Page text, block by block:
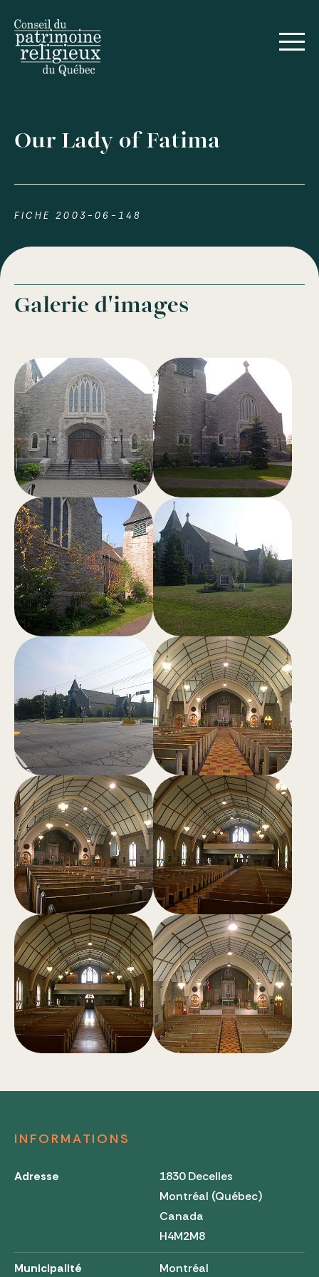
Our Lady of Fatima
FICHE 2003-06-148
Galerie d'images
INFORMATIONS
Adresse
1830 Decelles
Montréal (Québec)
Canada
H4M2M8
Municipalité Montréal